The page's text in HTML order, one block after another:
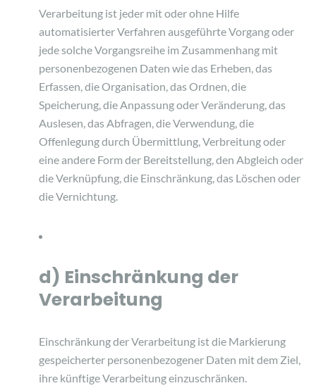
Verarbeitung ist jeder mit oder ohne Hilfe
automatisierter Verfahren ausgeführte Vorgang oder
jede solche Vorgangsreihe im Zusammenhang mit
personenbezogenen Daten wie das Erheben, das
Erfassen, die Organisation, das Ordnen, die
Speicherung, die Anpassung oder Veränderung, das
Auslesen, das Abfragen, die Verwendung, die
Offenlegung durch Übermittlung, Verbreitung oder
eine andere Form der Bereitstellung, den Abgleich oder
die Verknüpfung, die Einschränkung, das Löschen oder
die Vernichtung.
d) Einschränkung der
Verarbeitung
Einschränkung der Verarbeitung ist die Markierung
gespeicherter personenbezogener Daten mit dem Ziel,
ihre künftige Verarbeitung einzuschränken.